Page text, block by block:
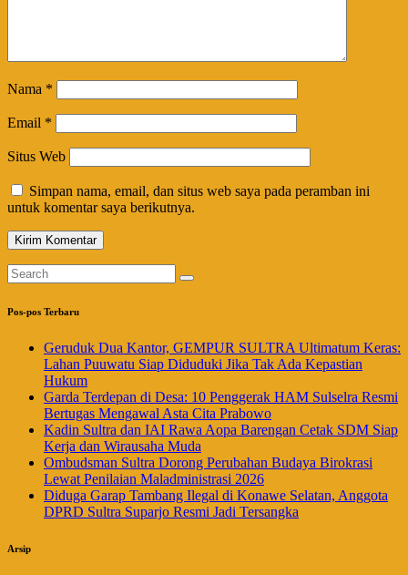
Nama *
Email *
Situs Web
Simpan nama, email, dan situs web saya pada peramban ini
untuk komentar saya berikutnya.
Pos-pos Terbaru
Geruduk Dua Kantor, GEMPUR SULTRA Ultimatum Keras:
Lahan Puuwatu Siap Diduduki Jika Tak Ada Kepastian
Hukum
Garda Terdepan di Desa: 10 Penggerak HAM Sulselra Resmi
Bertugas Mengawal Asta Cita Prabowo
Kadin Sultra dan IAI Rawa Aopa Barengan Cetak SDM Siap
Kerja dan Wirausaha Muda
Ombudsman Sultra Dorong Perubahan Budaya Birokrasi
Lewat Penilaian Maladministrasi 2026
Diduga Garap Tambang Ilegal di Konawe Selatan, Anggota
DPRD Sultra Suparjo Resmi Jadi Tersangka
Arsip